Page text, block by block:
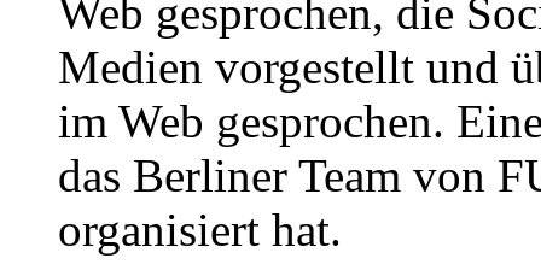
Web gesprochen, die
Medien vorgestellt und
im Web gesprochen.
das Berliner Team von
organisiert hat.